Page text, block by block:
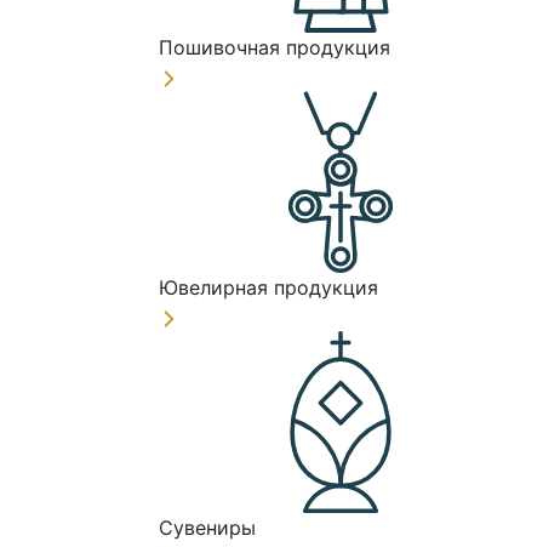
Пошивочная продукция
Ювелирная продукция
Сувениры